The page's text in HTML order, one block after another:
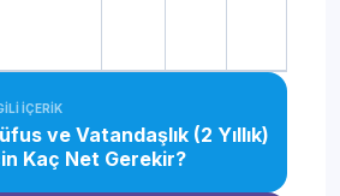
İÇERİK
ve Vatandaşlık (2 Yıllık)
Kaç Net Gerekir?